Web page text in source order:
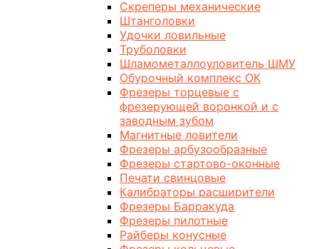
Скреперы механические
Штанголовки
Удочки ловильные
Труболовки
Шламометаллоуловитель ШМУ
Обурочный комплекс ОК
Фрезеры торцевые с
фрезерующей воронкой и с
заводным зубом
Магнитные ловители
Фрезеры арбузообразные
Фрезеры стартово-оконные
Печати свинцовые
Калибраторы расширители
Фрезеры Барракуда
Фрезеры пилотные
Райберы конусные